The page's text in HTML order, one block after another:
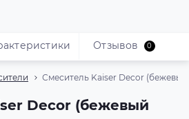
Смеситель Kaiser Decor
Decor (бежевый
Отзывов 0